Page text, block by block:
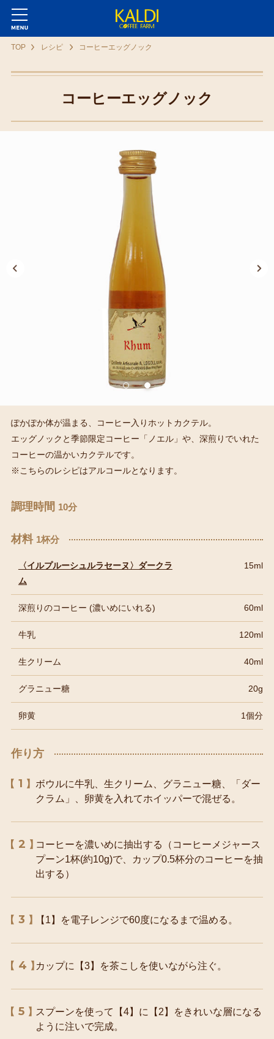
TOP レシピ コーヒーエッグノック
コーヒーエッグノック
ぽかぽか体が温まる、コーヒー入りホットカクテル。
エッグノックと季節限定コーヒー「ノエル」や、深煎りでいれた
コーヒーの温かいカクテルです。
※こちらのレシピはアルコールとなります。
調理時間 10分
材料 1杯分
〈イルプルーシュルラセーヌ〉ダークラ
ム
15ml
深煎りのコーヒー (濃いめにいれる) 60ml
牛乳 120ml
生クリーム 40ml
グラニュー糖 20g
卵黄 1個分
作り方
1
ボウルに牛乳、生クリーム、グラニュー糖、「ダー
クラム」、卵黄を入れてホイッパーで混ぜる。
2
コーヒーを濃いめに抽出する（コーヒーメジャース
プーン1杯(約10g)で、カップ0.5杯分のコーヒーを抽
出する）
3 【1】を電子レンジで60度になるまで温める。
4 カップに【3】を茶こしを使いながら注ぐ。
5
スプーンを使って【4】に【2】をきれいな層になる
ように注いで完成。